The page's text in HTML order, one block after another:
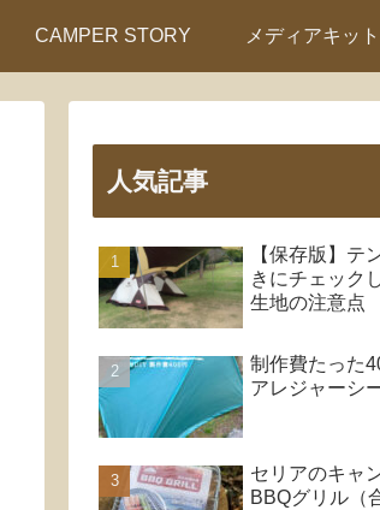
CAMPER STORY メディアキット
人気記事
【保存版】テ
きにチェック
生地の注意点
制作費たった
アレジャーシ
セリアのキャ
BBQグリル（